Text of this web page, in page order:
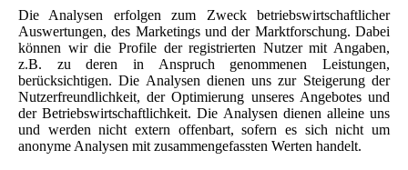
Die Analysen erfolgen zum Zweck betriebswirtschaftlicher
Auswertungen, des Marketings und der Marktforschung. Dabei
können wir die Profile der registrierten Nutzer mit Angaben,
z.B. zu deren in Anspruch genommenen Leistungen,
berücksichtigen. Die Analysen dienen uns zur Steigerung der
Nutzerfreundlichkeit, der Optimierung unseres Angebotes und
der Betriebswirtschaftlichkeit. Die Analysen dienen alleine uns
und werden nicht extern offenbart, sofern es sich nicht um
anonyme Analysen mit zusammengefassten Werten handelt.